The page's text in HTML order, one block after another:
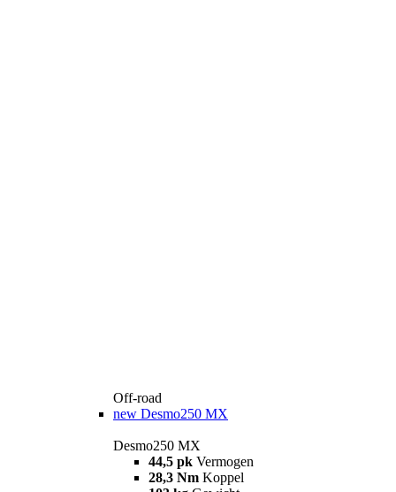
Off-road
new Desmo250 MX
Desmo250 MX
44,5 pk Vermogen
28,3 Nm Koppel